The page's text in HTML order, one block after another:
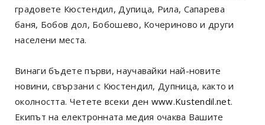
градовете Кюстендил, Дупица, Рила, Сапарева
баня, Бобов дол, Бобошево, Кочериново и други
населени места.
Винаги бъдете първи, научавайки най-новите
новини, свързани с Кюстендил, Дупница, както и
околността. Четете всеки ден www.Kustendil.net.
Екипът на електронната медия очаква Вашите